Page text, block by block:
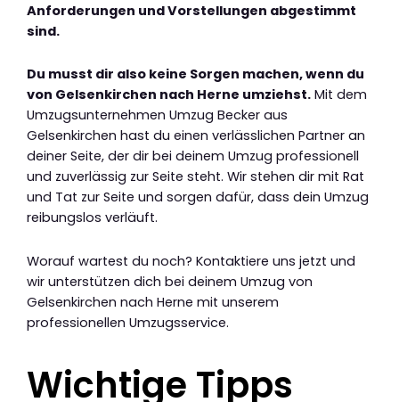
Anforderungen und Vorstellungen abgestimmt
sind.
Du musst dir also keine Sorgen machen, wenn du
von Gelsenkirchen nach Herne umziehst. Mit dem
Umzugsunternehmen Umzug Becker aus
Gelsenkirchen hast du einen verlässlichen Partner an
deiner Seite, der dir bei deinem Umzug professionell
und zuverlässig zur Seite steht. Wir stehen dir mit Rat
und Tat zur Seite und sorgen dafür, dass dein Umzug
reibungslos verläuft.
Worauf wartest du noch? Kontaktiere uns jetzt und
wir unterstützen dich bei deinem Umzug von
Gelsenkirchen nach Herne mit unserem
professionellen Umzugsservice.
Wichtige Tipps